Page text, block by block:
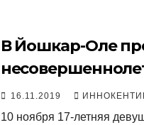
В Йошкар-Оле
школьница
16.11.2019
10 ноября 17-летняя